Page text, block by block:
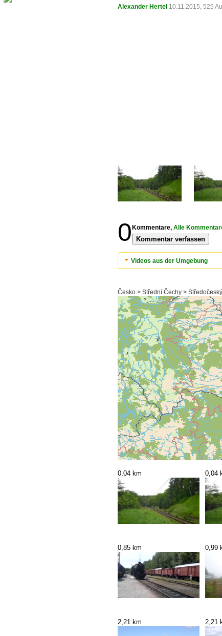
Alexander Hertel 10.11.2015, 525
0 Kommentare, Alle
Kommentar verfassen
Videos aus der Umgebung
Česko > Střední Čechy >
0,04 km 0,04
0,85 km 0,99
2,21 km 2,21